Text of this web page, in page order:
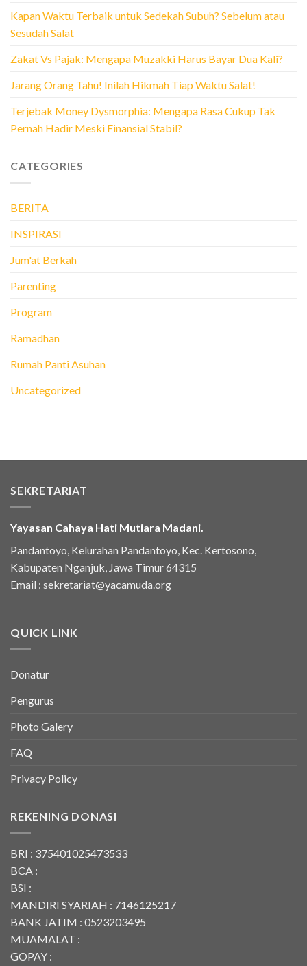
Kapan Waktu Terbaik untuk Sedekah Subuh? Sebelum atau
Sesudah Salat
Zakat Vs Pajak: Mengapa Muzakki Harus Bayar Dua Kali?
Jarang Orang Tahu! Inilah Hikmah Tiap Waktu Salat!
Terjebak Money Dysmorphia: Mengapa Rasa Cukup Tak
Pernah Hadir Meski Finansial Stabil?
CATEGORIES
BERITA
INSPIRASI
Jum'at Berkah
Parenting
Program
Ramadhan
Rumah Panti Asuhan
Uncategorized
SEKRETARIAT
Yayasan Cahaya Hati Mutiara Madani.
Pandantoyo, Kelurahan Pandantoyo, Kec. Kertosono,
Kabupaten Nganjuk, Jawa Timur 64315
Email : sekretariat@yacamuda.org
QUICK LINK
Donatur
Pengurus
Photo Galery
FAQ
Privacy Policy
REKENING DONASI
BRI : 375401025473533
BCA :
BSI :
MANDIRI SYARIAH : 7146125217
BANK JATIM : 0523203495
MUAMALAT :
GOPAY :